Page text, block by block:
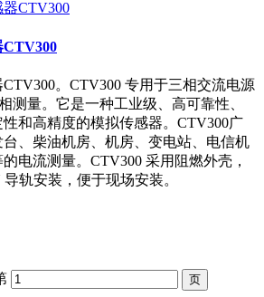
CTV300
。CTV300 专用于三相交流电源
测量。它是一种工业级、高可靠性、
和高精度的模拟传感器。CTV300广
、柴油机房、机房、变电站、电信机
电流测量。CTV300 采用阻燃外壳，
轨安装，便于现场安装。